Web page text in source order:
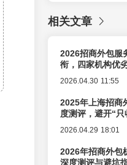
相关文章
2026招商外包服
衔，四家机构优
2026.04.30 11:55
2025年上海招商
度测评，避开“
2026.04.29 18:01
2026年招商外包
深度测评与避坑